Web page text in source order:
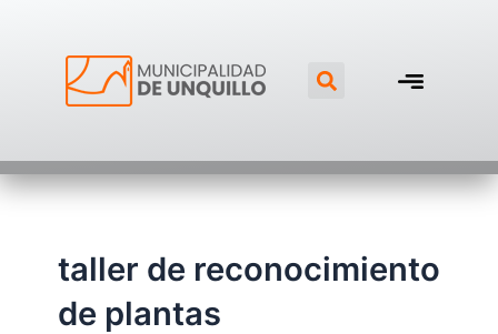
contenido
Search
taller de reconocimiento
de plantas